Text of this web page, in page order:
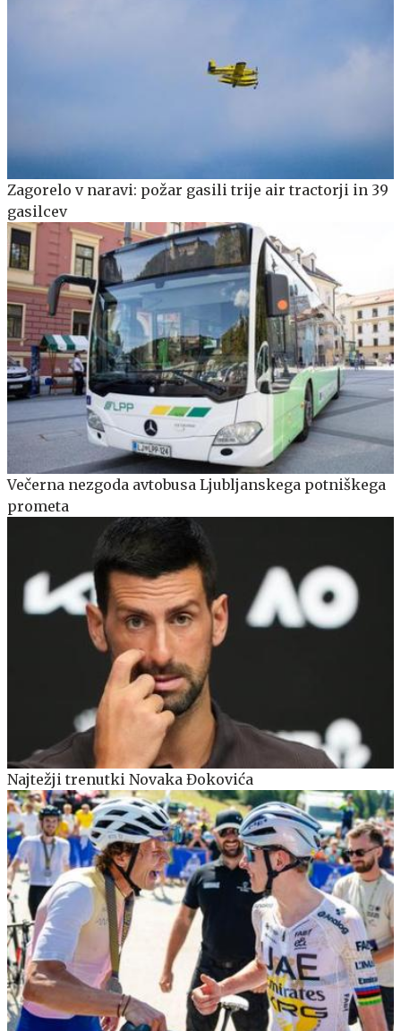
Zagorelo v naravi: požar gasili trije air tractorji in 39
gasilcev
Večerna nezgoda avtobusa Ljubljanskega potniškega
prometa
Najtežji trenutki Novaka Đokovića